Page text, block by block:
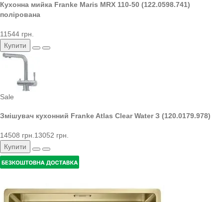
Кухонна мийка Franke Maris MRX 110-50 (122.0598.741)
полірована
11544 грн.
Купити
Sale
Змішувач кухонний Franke Atlas Clear Water З (120.0179.978)
14508 грн. 13052 грн.
Купити